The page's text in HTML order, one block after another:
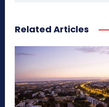
Related Articles